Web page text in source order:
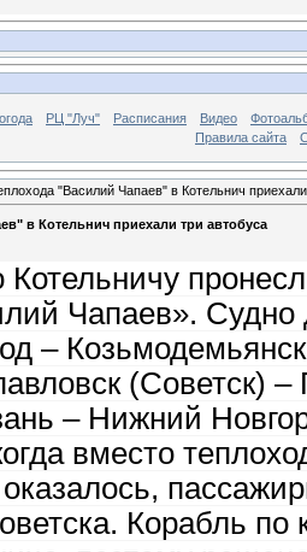
РЦ "Луч" Расписания Видео
Правила сайта
"Василий Чапаев" в Котельнич
в Котельнич приехали три автобуса
Котельничу
Чапаев».
–
(Советск)
– Нижний
вместо
оказалось,
Корабль